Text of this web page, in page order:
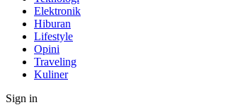
Elektronik
Hiburan
Lifestyle
Opini
Traveling
Kuliner
Sign in